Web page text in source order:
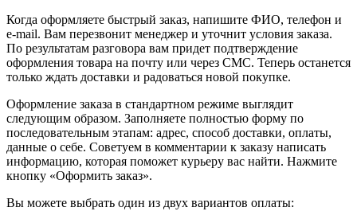
Когда оформляете быстрый заказ, напишите ФИО, телефон и
e-mail. Вам перезвонит менеджер и уточнит условия заказа.
По результатам разговора вам придет подтверждение
оформления товара на почту или через СМС. Теперь останется
только ждать доставки и радоваться новой покупке.
Оформление заказа в стандартном режиме выглядит
следующим образом. Заполняете полностью форму по
последовательным этапам: адрес, способ доставки, оплаты,
данные о себе. Советуем в комментарии к заказу написать
информацию, которая поможет курьеру вас найти. Нажмите
кнопку «Оформить заказ».
Вы можете выбрать один из двух вариантов оплаты: